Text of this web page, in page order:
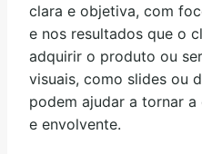
clara e objetiva, com
e nos resultados que o
adquirir o produto ou
visuais, como slides ou
podem ajudar a tornar
e envolvente.